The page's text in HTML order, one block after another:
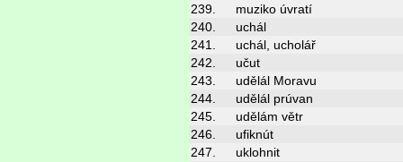
239.
muziko úvratí
240.
uchál
241.
uchál, ucholář
242.
učut
243.
udělál Moravu
244.
udělál prúvan
245.
udělám větr
246.
ufiknút
247.
uklohnit